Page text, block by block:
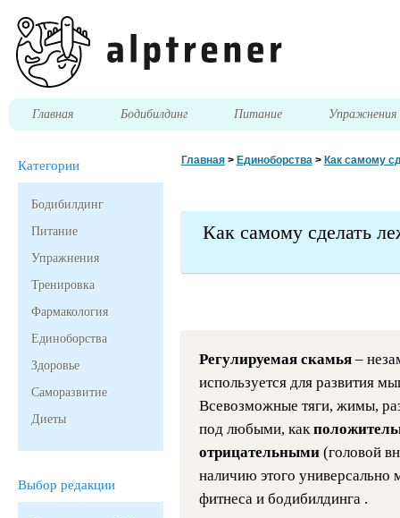
Главная Бодибилдинг Питание Упражнения
Категории
Бодибилдинг
Питание
Упражнения
Тренировка
Фармакология
Единоборства
Здоровье
Саморазвитие
Диеты
Выбор редакции
Главная> Единоборства > Как самому
Как самому сделать
Регулируемая скамья –
используется для развития
Всевозможные тяги, жимы,
под любыми, как
отрицательными (головой
наличию этого универсально
фитнеса и бодибилдинга .